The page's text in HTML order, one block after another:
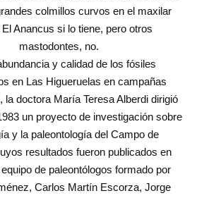
colmillos curvos en el maxilar
El Anancus si lo tiene, pero otros
mastodontes, no.
y calidad de los fósiles
en Las Higueruelas en campañas
la doctora María Teresa Alberdi dirigió
un proyecto de investigación sobre
y la paleontología del Campo de
resultados fueron publicados en
de paleontólogos formado por
Carlos Martín Escorza, Jorge